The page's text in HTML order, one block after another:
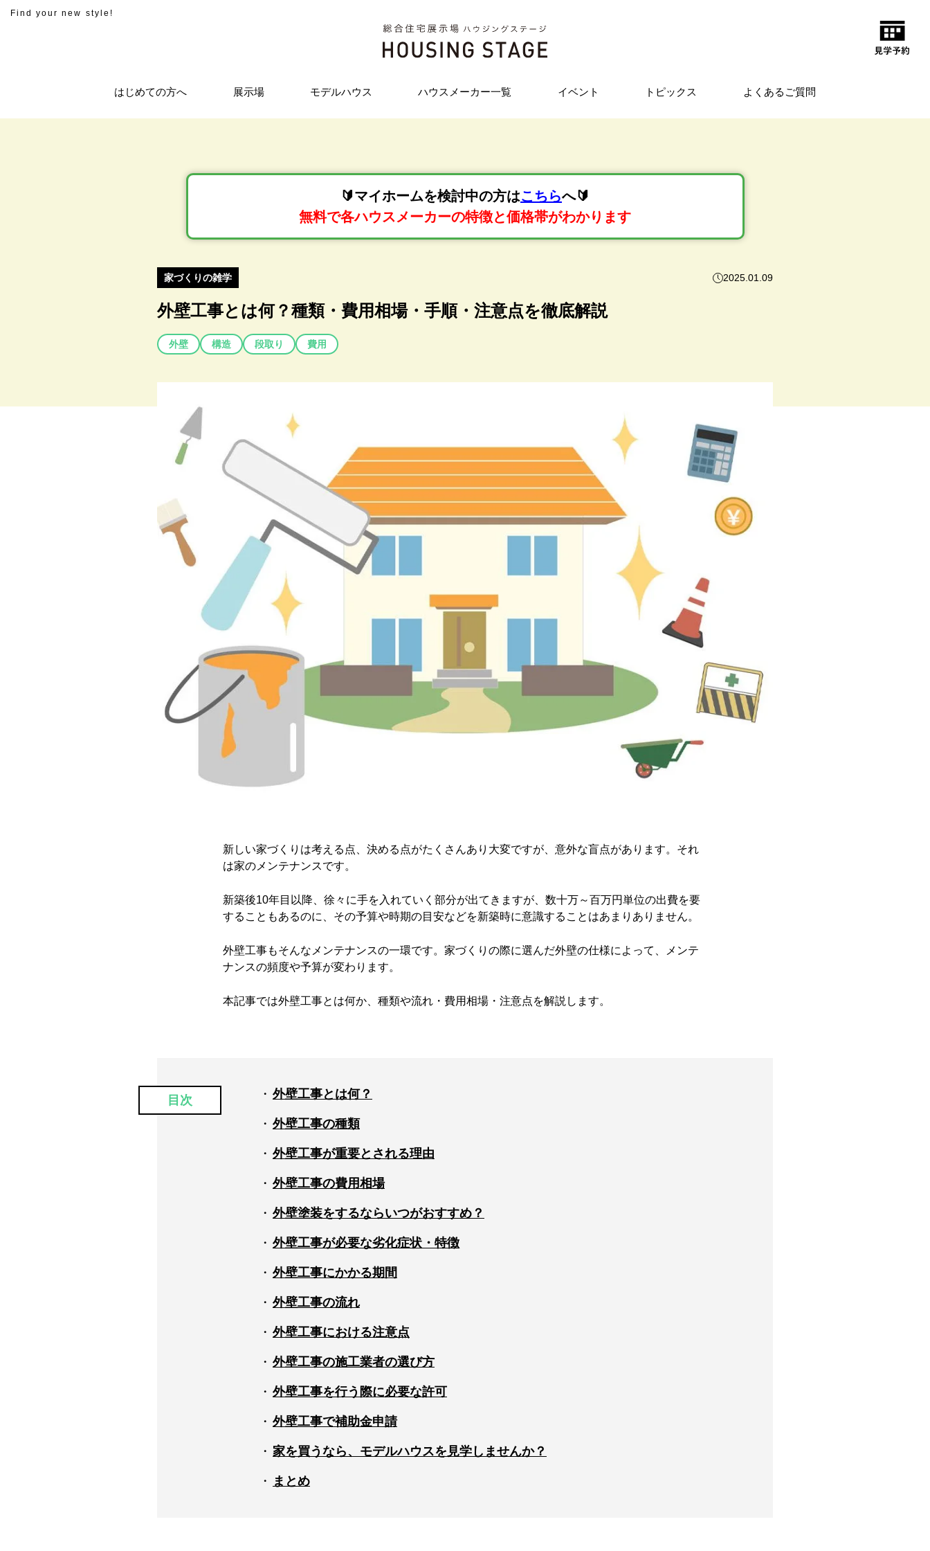
Find your new style!
はじめての方へ 展示場 モデルハウス ハウスメーカー一覧 イベント トピックス よくあるご質問
🔰マイホームを検討中の方はこちらへ🔰
無料で各ハウスメーカーの特徴と価格帯がわかります
家づくりの雑学 2025.01.09
外壁工事とは何？種類・費用相場・手順・注意点を徹底解説
外壁 構造 段取り 費用
新しい家づくりは考える点、決める点がたくさんあり大変ですが、意外な盲点があります。それ
は家のメンテナンスです。
新築後10年目以降、徐々に手を入れていく部分が出てきますが、数十万～百万円単位の出費を要
することもあるのに、その予算や時期の目安などを新築時に意識することはあまりありません。
外壁工事もそんなメンテナンスの一環です。家づくりの際に選んだ外壁の仕様によって、メンテ
ナンスの頻度や予算が変わります。
本記事では外壁工事とは何か、種類や流れ・費用相場・注意点を解説します。
目次 外壁工事とは何？
外壁工事の種類
外壁工事が重要とされる理由
外壁工事の費用相場
外壁塗装をするならいつがおすすめ？
外壁工事が必要な劣化症状・特徴
外壁工事にかかる期間
外壁工事の流れ
外壁工事における注意点
外壁工事の施工業者の選び方
外壁工事を行う際に必要な許可
外壁工事で補助金申請
家を買うなら、モデルハウスを見学しませんか？
まとめ